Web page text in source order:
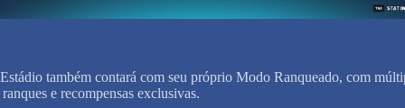
também contará com seu próprio Modo Ranqueado, com
e recompensas exclusivas.